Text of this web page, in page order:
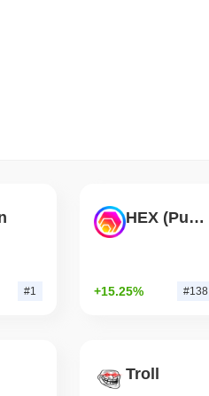
契約は縮小
化の旗を立てる
#1
HEX (Pulsechain)
+15.25% #138
Troll